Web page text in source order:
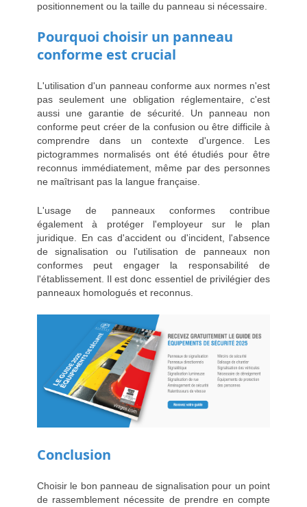
positionnement ou la taille du panneau si nécessaire.
Pourquoi choisir un panneau
conforme est crucial
L'utilisation d'un panneau conforme aux normes n'est
pas seulement une obligation réglementaire, c'est
aussi une garantie de sécurité. Un panneau non
conforme peut créer de la confusion ou être difficile à
comprendre dans un contexte d'urgence. Les
pictogrammes normalisés ont été étudiés pour être
reconnus immédiatement, même par des personnes
ne maîtrisant pas la langue française.
L'usage de panneaux conformes contribue
également à protéger l'employeur sur le plan
juridique. En cas d'accident ou d'incident, l'absence
de signalisation ou l'utilisation de panneaux non
conformes peut engager la responsabilité de
l'établissement. Il est donc essentiel de privilégier des
panneaux homologués et reconnus.
Conclusion
Choisir le bon panneau de signalisation pour un point
de rassemblement nécessite de prendre en compte